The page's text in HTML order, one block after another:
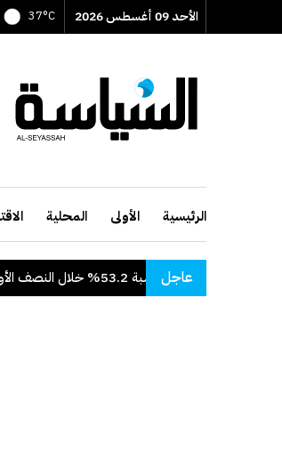
الأحد 09 أغسطس 2026 37°C
الرئيسية الأولى المحلية
عاجل
53.2% خلال النصف الأول من 2026